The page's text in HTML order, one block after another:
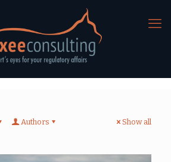
Authors Show all